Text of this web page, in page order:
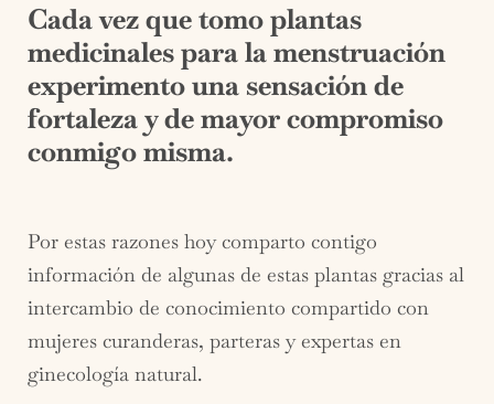
Cada vez que tomo plantas
medicinales para la menstruación
experimento una sensación de
fortaleza y de mayor compromiso
conmigo misma.
Por estas razones hoy comparto contigo
información de algunas de estas plantas gracias al
intercambio de conocimiento compartido con
mujeres curanderas, parteras y expertas en
ginecología natural.